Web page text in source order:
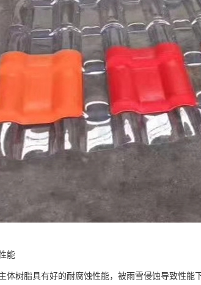
能
体树脂具有好的耐腐蚀性能，被雨雪侵蚀导致性